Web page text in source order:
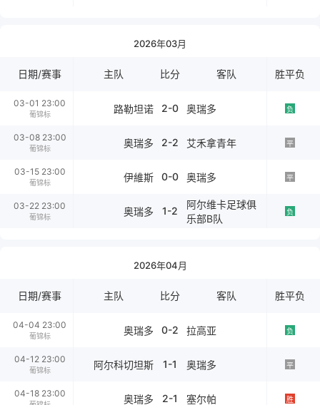
2026年03月
日期/赛事 主队 比分 客队 胜平负
03-01 23:00
葡锦标 路勒坦诺 2-0 奥瑞多 负
03-08 23:00
葡锦标 奥瑞多 2-2 艾禾拿青年 平
03-15 23:00
葡锦标 伊維斯 0-0 奥瑞多 平
03-22 23:00
葡锦标 奥瑞多 1-2
阿尔维卡足球俱
乐部B队
负
2026年04月
日期/赛事 主队 比分 客队 胜平负
04-04 23:00
葡锦标 奥瑞多 0-2 拉高亚 负
04-12 23:00
葡锦标 阿尔科切坦斯 1-1 奥瑞多 平
04-18 23:00 奥瑞多 2-1 塞尔帕 胜